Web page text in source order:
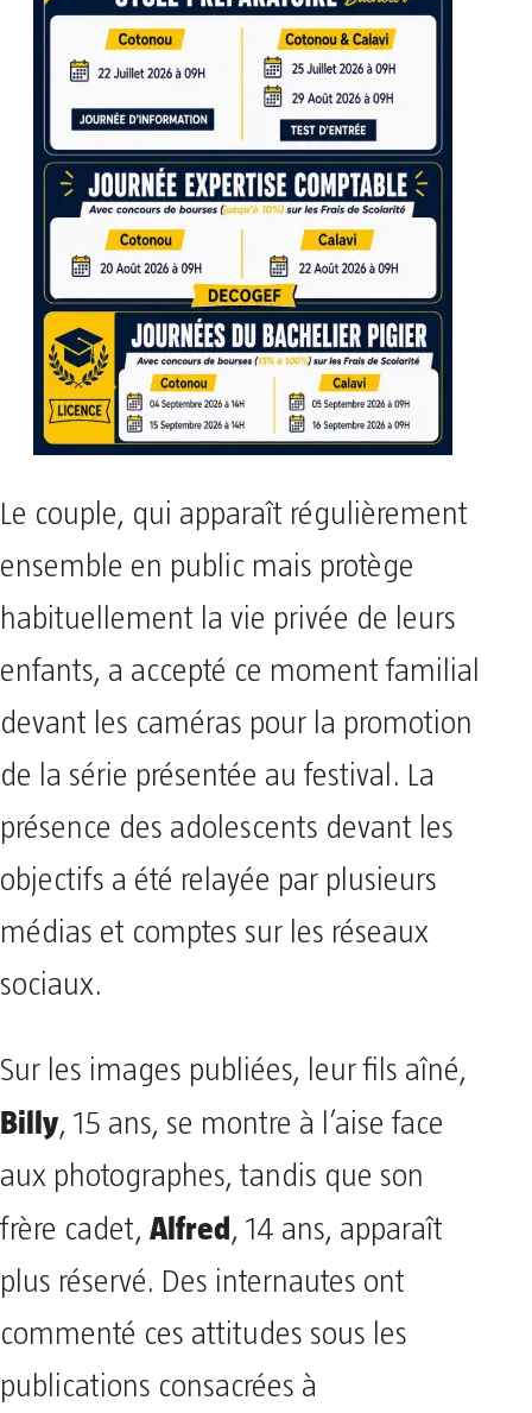
Le couple, qui apparaît régulièrement
ensemble en public mais protège
habituellement la vie privée de leurs
enfants, a accepté ce moment familial
devant les caméras pour la promotion
de la série présentée au festival. La
présence des adolescents devant les
objectifs a été relayée par plusieurs
médias et comptes sur les réseaux
sociaux.
Sur les images publiées, leur fils aîné,
Billy, 15 ans, se montre à l’aise face
aux photographes, tandis que son
frère cadet, Alfred, 14 ans, apparaît
plus réservé. Des internautes ont
commenté ces attitudes sous les
publications consacrées à